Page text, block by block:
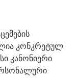
კონკრეტულ
კანონიერი